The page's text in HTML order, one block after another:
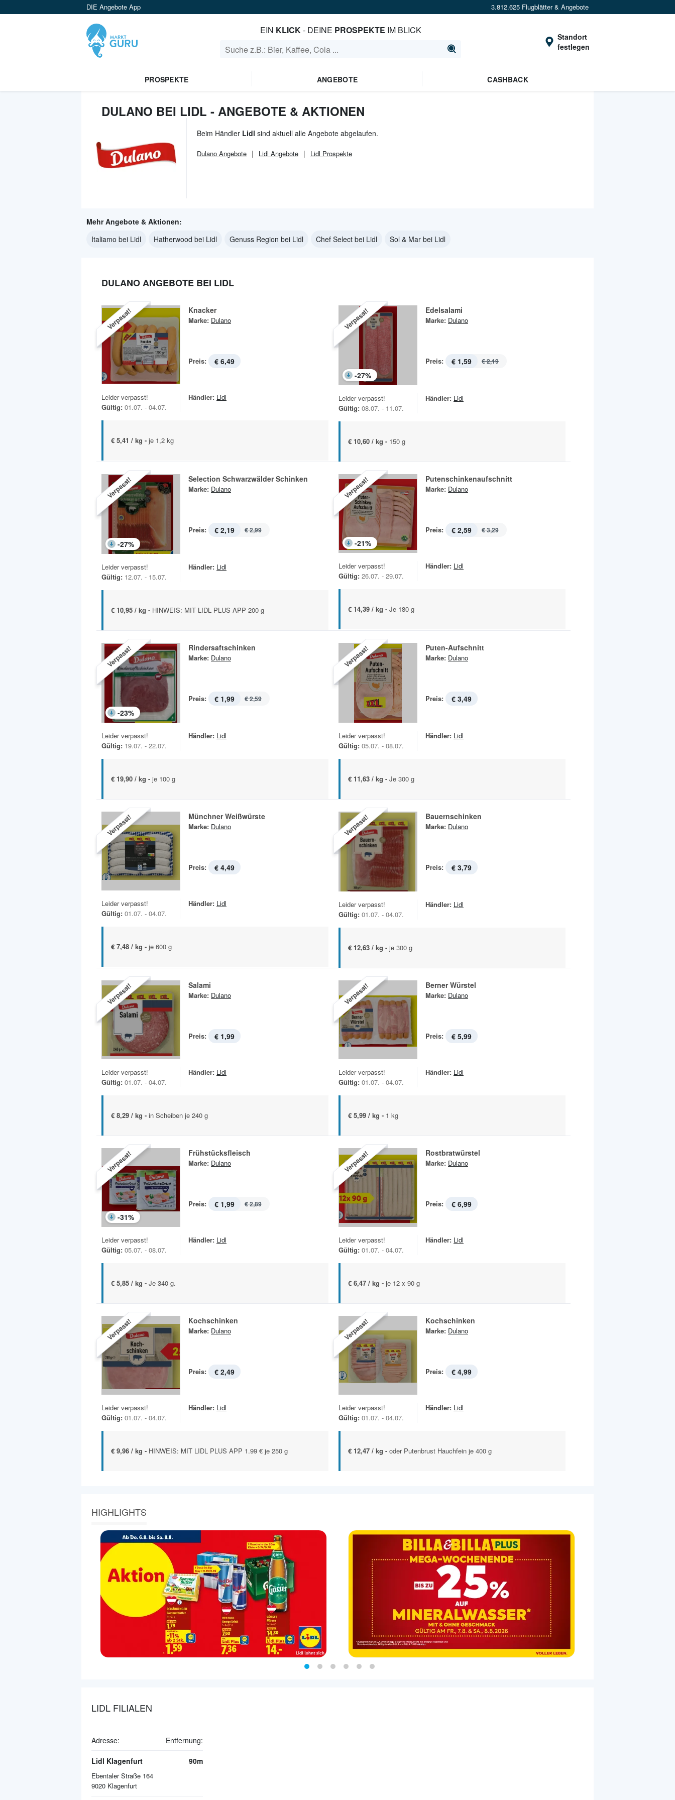
DIE Angebote App 3.812.625 Flugblätter & Angebote
EIN KLICK- DEINE PROSPEKTE IM BLICK
Standort
festlegen
PROSPEKTE ANGEBOTE CASHBACK
DULANO BEI LIDL - ANGEBOTE & AKTIONEN
Beim Händler Lidl sind aktuell alle Angebote abgelaufen.
Dulano Angebote Lidl Angebote Lidl Prospekte
Mehr Angebote & Aktionen:
Italiamo bei Lidl
Hatherwood bei Lidl Genuss Region bei Lidl Chef Select bei Lidl Sol & Mar bei Lidl
DULANO ANGEBOTE BEI LIDL
Verpasst! Knacker
Marke: Dulano
Preis: € 6,49
Leider verpasst!
Gültig: 01.07. - 04.07.
Händler: Lidl
€ 5,41 / kg - je 1,2 kg
Verpasst!
-27%
Edelsalami
Marke: Dulano
Preis: € 1,59 € 2,19
Leider verpasst!
Gültig: 08.07. - 11.07.
Händler: Lidl
€ 10,60 / kg - 150 g
Verpasst!
-27%
Selection Schwarzwälder Schinken
Marke: Dulano
Preis: € 2,19 € 2,99
Leider verpasst!
Gültig: 12.07. - 15.07.
Händler: Lidl
€ 10,95 / kg - HINWEIS: MIT LIDL PLUS APP 200 g
Verpasst!
-21%
Putenschinkenaufschnitt
Marke: Dulano
Preis: € 2,59 € 3,29
Leider verpasst!
Gültig: 26.07. - 29.07.
Händler: Lidl
€ 14,39 / kg - Je 180 g
Verpasst!
-23%
Rindersaftschinken
Marke: Dulano
Preis: € 1,99 € 2,59
Leider verpasst!
Gültig: 19.07. - 22.07.
Händler: Lidl
€ 19,90 / kg - je 100 g
Verpasst! Puten-Aufschnitt
Marke: Dulano
Preis: € 3,49
Leider verpasst!
Gültig: 05.07. - 08.07.
Händler: Lidl
€ 11,63 / kg - Je 300 g
Verpasst! Münchner Weißwürste
Marke: Dulano
Preis: € 4,49
Leider verpasst!
Gültig: 01.07. - 04.07.
Händler: Lidl
€ 7,48 / kg - je 600 g
Verpasst! Bauernschinken
Marke: Dulano
Preis: € 3,79
Leider verpasst!
Gültig: 01.07. - 04.07.
Händler: Lidl
€ 12,63 / kg - je 300 g
Verpasst! Salami
Marke: Dulano
Preis: € 1,99
Leider verpasst!
Gültig: 01.07. - 04.07.
Händler: Lidl
€ 8,29 / kg - in Scheiben je 240 g
Verpasst! Berner Würstel
Marke: Dulano
Preis: € 5,99
Leider verpasst!
Gültig: 01.07. - 04.07.
Händler: Lidl
€ 5,99 / kg - 1 kg
Verpasst!
-31%
Frühstücksfleisch
Marke: Dulano
Preis: € 1,99 € 2,89
Leider verpasst!
Gültig: 05.07. - 08.07.
Händler: Lidl
€ 5,85 / kg - Je 340 g.
Verpasst! Rostbratwürstel
Marke: Dulano
Preis: € 6,99
Leider verpasst!
Gültig: 01.07. - 04.07.
Händler: Lidl
€ 6,47 / kg - je 12 x 90 g
Verpasst! Kochschinken
Marke: Dulano
Preis: € 2,49
Leider verpasst!
Gültig: 01.07. - 04.07.
Händler: Lidl
€ 9,96 / kg - HINWEIS: MIT LIDL PLUS APP 1.99 € je 250 g
Verpasst! Kochschinken
Marke: Dulano
Preis: € 4,99
Leider verpasst!
Gültig: 01.07. - 04.07.
Händler: Lidl
€ 12,47 / kg - oder Putenbrust Hauchfein je 400 g
HIGHLIGHTS
LIDL FILIALEN
Adresse: Entfernung:
Lidl Klagenfurt
Ebentaler Straße 164
9020 Klagenfurt
90m